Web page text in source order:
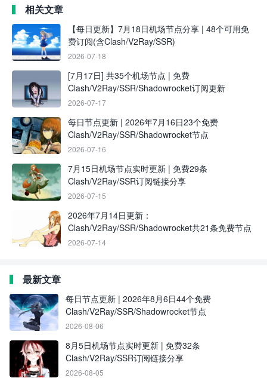
相关文章
【每日更新】7月18日机场节点分享 | 48个可用免
费订阅(含Clash/V2Ray/SSR)
2026-07-18
[7月17日] 共35个机场节点 | 免费
Clash/V2Ray/SSR/Shadowrocket订阅更新
2026-07-17
每日节点更新 | 2026年7月16日23个免费
Clash/V2Ray/SSR/Shadowrocket节点
2026-07-16
7月15日机场节点实时更新 | 免费29条
Clash/V2Ray/SSR订阅链接分享
2026-07-15
2026年7月14日更新：
Clash/V2Ray/SSR/Shadowrocket共21条免费节点
2026-07-14
最新文章
每日节点更新 | 2026年8月6日44个免费
Clash/V2Ray/SSR/Shadowrocket节点
2026-08-06
8月5日机场节点实时更新 | 免费32条
Clash/V2Ray/SSR订阅链接分享
2026-08-05